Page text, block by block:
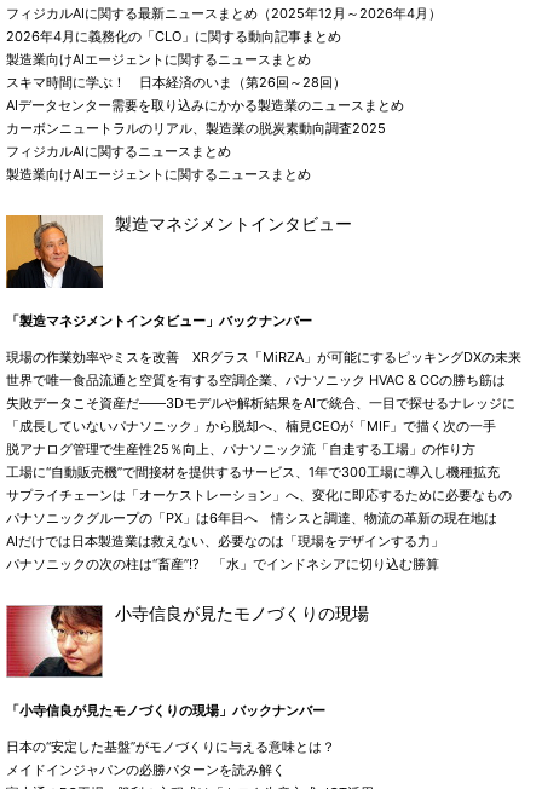
フィジカルAIに関する最新ニュースまとめ（2025年12月～2026年4月）
2026年4月に義務化の「CLO」に関する動向記事まとめ
製造業向けAIエージェントに関するニュースまとめ
スキマ時間に学ぶ！ 日本経済のいま（第26回～28回）
AIデータセンター需要を取り込みにかかる製造業のニュースまとめ
カーボンニュートラルのリアル、製造業の脱炭素動向調査2025
フィジカルAIに関するニュースまとめ
製造業向けAIエージェントに関するニュースまとめ
製造マネジメントインタビュー
「製造マネジメントインタビュー」バックナンバー
現場の作業効率やミスを改善 XRグラス「MiRZA」が可能にするピッキングDXの未来
世界で唯一食品流通と空質を有する空調企業、パナソニック HVAC & CCの勝ち筋は
失敗データこそ資産だ――3Dモデルや解析結果をAIで統合、一目で探せるナレッジに
「成長していないパナソニック」から脱却へ、楠見CEOが「MIF」で描く次の一手
脱アナログ管理で生産性25％向上、パナソニック流「自走する工場」の作り方
工場に“自動販売機”で間接材を提供するサービス、1年で300工場に導入し機種拡充
サプライチェーンは「オーケストレーション」へ、変化に即応するために必要なもの
パナソニックグループの「PX」は6年目へ 情シスと調達、物流の革新の現在地は
AIだけでは日本製造業は救えない、必要なのは「現場をデザインする力」
パナソニックの次の柱は“畜産”!? 「水」でインドネシアに切り込む勝算
小寺信良が見たモノづくりの現場
「小寺信良が見たモノづくりの現場」バックナンバー
日本の“安定した基盤”がモノづくりに与える意味とは？
メイドインジャパンの必勝パターンを読み解く